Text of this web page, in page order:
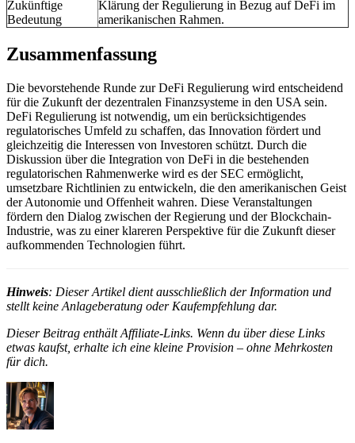
Zukünftige
Bedeutung
Klärung der Regulierung in Bezug auf DeFi im
amerikanischen Rahmen.
Zusammenfassung
Die bevorstehende Runde zur DeFi Regulierung wird entscheidend
für die Zukunft der dezentralen Finanzsysteme in den USA sein.
DeFi Regulierung ist notwendig, um ein berücksichtigendes
regulatorisches Umfeld zu schaffen, das Innovation fördert und
gleichzeitig die Interessen von Investoren schützt. Durch die
Diskussion über die Integration von DeFi in die bestehenden
regulatorischen Rahmenwerke wird es der SEC ermöglicht,
umsetzbare Richtlinien zu entwickeln, die den amerikanischen Geist
der Autonomie und Offenheit wahren. Diese Veranstaltungen
fördern den Dialog zwischen der Regierung und der Blockchain-
Industrie, was zu einer klareren Perspektive für die Zukunft dieser
aufkommenden Technologien führt.
Hinweis: Dieser Artikel dient ausschließlich der Information und
stellt keine Anlageberatung oder Kaufempfehlung dar.
Dieser Beitrag enthält Affiliate-Links. Wenn du über diese Links
etwas kaufst, erhalte ich eine kleine Provision – ohne Mehrkosten
für dich.